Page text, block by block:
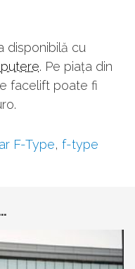
disponibilă cu
. Pe piața din
facelift poate fi
F-Type, f-type